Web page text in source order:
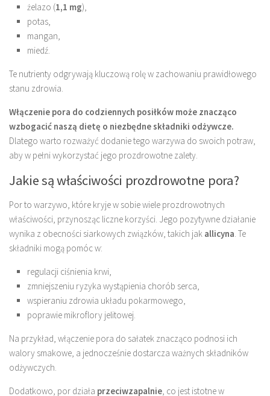
żelazo (1,1 mg),
potas,
mangan,
miedź.
Te nutrienty odgrywają kluczową rolę w zachowaniu prawidłowego
stanu zdrowia.
Włączenie pora do codziennych posiłków może znacząco
wzbogacić naszą dietę o niezbędne składniki odżywcze.
Dlatego warto rozważyć dodanie tego warzywa do swoich potraw,
aby w pełni wykorzystać jego prozdrowotne zalety.
Jakie są właściwości prozdrowotne pora?
Por to warzywo, które kryje w sobie wiele prozdrowotnych
właściwości, przynosząc liczne korzyści. Jego pozytywne działanie
wynika z obecności siarkowych związków, takich jak allicyna. Te
składniki mogą pomóc w:
regulacji ciśnienia krwi,
zmniejszeniu ryzyka wystąpienia chorób serca,
wspieraniu zdrowia układu pokarmowego,
poprawie mikroflory jelitowej.
Na przykład, włączenie pora do sałatek znacząco podnosi ich
walory smakowe, a jednocześnie dostarcza ważnych składników
odżywczych.
Dodatkowo, por działa przeciwzapalnie, co jest istotne w